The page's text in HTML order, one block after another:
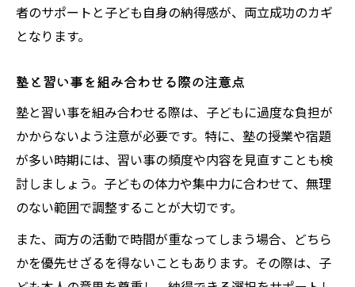
者のサポートと子ども自身の納得感が、両立成功のカギ
となります。
塾と習い事を組み合わせる際の注意点
塾と習い事を組み合わせる際は、子どもに過度な負担が
かからないよう注意が必要です。特に、塾の授業や宿題
が多い時期には、習い事の頻度や内容を見直すことも検
討しましょう。子どもの体力や集中力に合わせて、無理
のない範囲で調整することが大切です。
また、両方の活動で時間が重なってしまう場合、どちら
かを優先せざるを得ないこともあります。その際は、子